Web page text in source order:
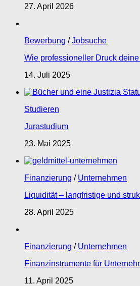
27. April 2026
Bewerbung /Jobsuche
Wie professioneller Druck
14. Juli 2025
Studieren
Jurastudium
23. Mai 2025
Finanzierung / Unternehmen
Liquidität – langfristige und
28. April 2025
Finanzierung / Unternehmen
Finanzinstrumente für
11. April 2025